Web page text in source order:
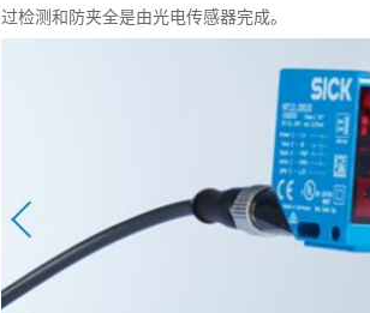
过检测和防夹全是由光电传感器完成。